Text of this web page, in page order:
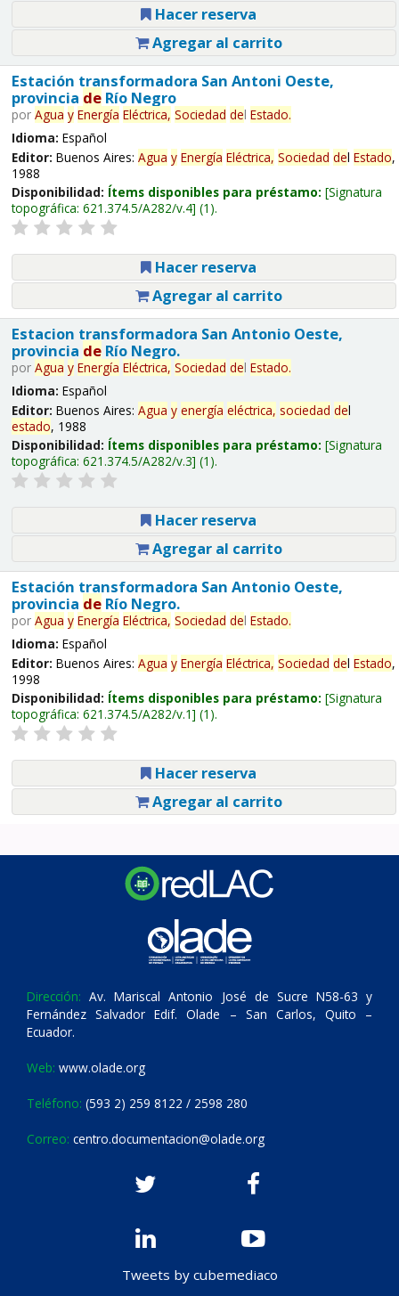
Hacer reserva
Agregar al carrito
Estación transformadora San Antoni Oeste,
provincia deRío Negro
por Agua y Energía Eléctrica, Sociedad del Estado.
Idioma: Español
Editor: Buenos Aires: Agua y Energía Eléctrica, Sociedad del Estado,
1988
Disponibilidad: Ítems disponibles para préstamo: Signatura
topográfica: 621.374.5/A282/v.4 (1).
Hacer reserva
Agregar al carrito
Estacion transformadora San Antonio Oeste,
provincia deRío Negro.
por Agua y Energía Eléctrica, Sociedad del Estado.
Idioma: Español
Editor: Buenos Aires: Agua y energía eléctrica, sociedad del
estado, 1988
Disponibilidad: Ítems disponibles para préstamo: Signatura
topográfica: 621.374.5/A282/v.3 (1).
Hacer reserva
Agregar al carrito
Estación transformadora San Antonio Oeste,
provincia deRío Negro.
por Agua y Energía Eléctrica, Sociedad del Estado.
Idioma: Español
Editor: Buenos Aires: Agua y Energía Eléctrica, Sociedad del Estado,
1998
Disponibilidad: Ítems disponibles para préstamo: Signatura
topográfica: 621.374.5/A282/v.1 (1).
Hacer reserva
Agregar al carrito
Dirección: Av. Mariscal Antonio José de Sucre N58-63 y
Fernández Salvador Edif. Olade – San Carlos, Quito –
Ecuador.
Web: www.olade.org
Teléfono: (593 2) 259 8122 / 2598 280
Correo: centro.documentacion@olade.org
Tweets by cubemediaco